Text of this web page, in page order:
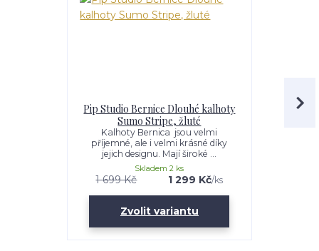
Pip Studio Bernice Dlouhé kalhoty
Sumo Stripe, žluté
Kalhoty Bernica jsou velmi
příjemné, ale i velmi krásné díky
jejich designu. Mají široké ...
1 699 Kč 1 299 Kč/ks
Skladem 2 ks
Zvolit variantu
Pip